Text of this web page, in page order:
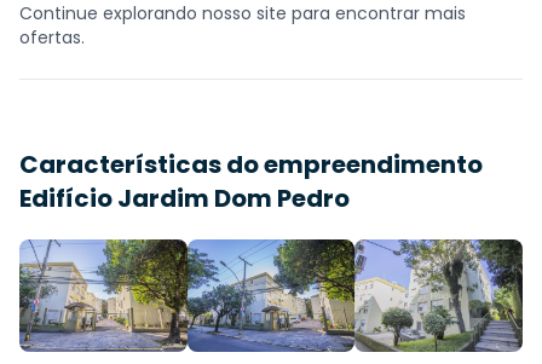
Continue explorando nosso site para encontrar mais
ofertas.
Características do empreendimento
Edifício Jardim Dom Pedro